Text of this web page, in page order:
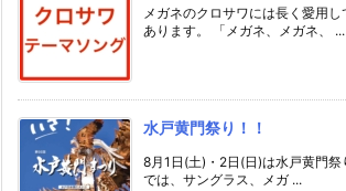
メガネのクロサワには長く愛用
あります。 「メガネ、メガネ、 ...
水戸黄門祭り！！
8月1日(土)・2日(日)は水戸黄門
では、サングラス、メガ ...